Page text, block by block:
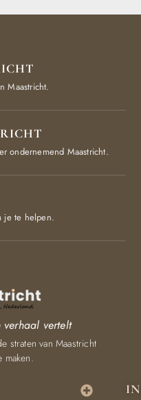
Maastricht.
ondernemend Maastricht.
je te helpen.
verhaal vertelt
straten van Maastricht
maken.